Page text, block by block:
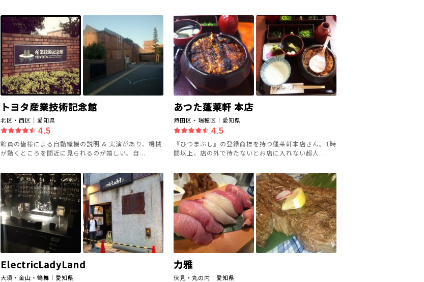
トヨタ産業技術記念館
北区・西区｜愛知県
4.5
館員の皆様による自動織機の説明 & 実演があり、機械
が動くところを間近に見られるのが嬉しい。自...
あつた蓬莱軒 本店
熱田区・瑞穂区｜愛知県
4.5
『ひつまぶし』の登録商標を持つ蓬莱軒本店さん。1時
間以上、店の外で待たないとお店に入れない超人...
ElectricLadyLand
大須・金山・鶴舞｜愛知県
力雅
伏見・丸の内｜愛知県